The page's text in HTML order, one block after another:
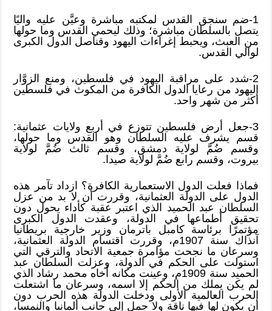
1-ضم سنجق القدس لمكتبه مباشرة وعيَّن عليه واليًا
يتصل بالسلطان مباشرة؛ وذلك ليحمي القدس وما حولها
من العبث، ويحبط إغراءات اليهود وقناصل الدول الكبرى
لوالي القدس.
2-شدد على مراقبة اليهود في فلسطين، ومنع الزوَّار
اليهود من رعايا الدول الكافرة من المكوث في فلسطين
أكثر من شهر واحد.
3-جعل أرض فلسطين تتوزع في أربع ولايات عثمانية:
قسم يشرف عليه السلطان وهو القدس وما حولها،
وقسم ضُمَّ لولاية دمشق، وقسم ثالث ضُمَّ لولاية
بيروت، وقسم رابع ضُمَّ لولاية صيدا.
فماذا فعلت الدول الاستعمارية الكافرة؟ ازداد تآمر هذه
الدول على الدولة العثمانية، وقررت أن لا بد من عزل
السلطان عبد الحميد الذي اعتبر عقبة كأداء يحول دون
تحقيق أطماعها في الدولة، وعقدت الدول الكبرى
مؤتمرًا برئاسة كامبل باترمان وزير خارجية بريطانيا
آنذاك سنة 1907م، وقررت اقتسام الدولة العثمانية،
وسرعان ما نجحت مؤامرة جمعية الاتحاد والترقي التي
استولت على الحكم في الدولة، وعزلت السلطان عبد
الحميد سنة 1909م، وعينت مكانه أخاه محمد رشاد الذي
لم يكن يملك من الحكم إلا اسمه، وسرعان ما اشتعلت
الحرب العالمية الأولى ودخلت الدولة هذه الحرب دون
أن يكون لها فيها ناقة ولا جمل إلى جانب ألمانيا والنمسا،